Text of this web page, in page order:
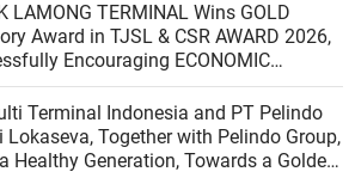
LAMONG TERMINAL Wins GOLD
Award in TJSL & CSR AWARD 2026,
Encouraging ECONOMIC
OF COASTAL COMMUNITIES
Terminal Indonesia and PT Pelindo
Lokaseva, Together with Pelindo Group,
Healthy Generation, Towards a Golden